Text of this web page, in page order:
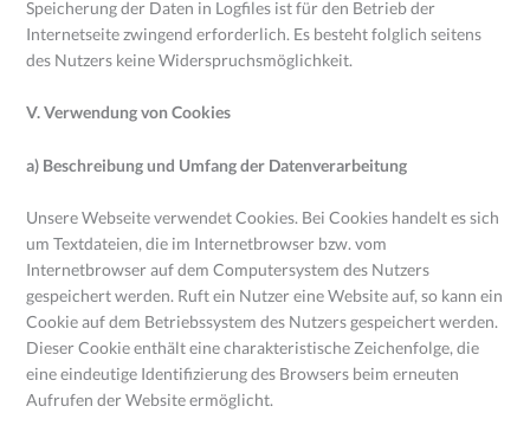
Speicherung der Daten in Logfiles ist für den Betrieb der
Internetseite zwingend erforderlich. Es besteht folglich seitens
des Nutzers keine Widerspruchsmöglichkeit.
V. Verwendung von Cookies
a) Beschreibung und Umfang der Datenverarbeitung
Unsere Webseite verwendet Cookies. Bei Cookies handelt es sich
um Textdateien, die im Internetbrowser bzw. vom
Internetbrowser auf dem Computersystem des Nutzers
gespeichert werden. Ruft ein Nutzer eine Website auf, so kann ein
Cookie auf dem Betriebssystem des Nutzers gespeichert werden.
Dieser Cookie enthält eine charakteristische Zeichenfolge, die
eine eindeutige Identifizierung des Browsers beim erneuten
Aufrufen der Website ermöglicht.